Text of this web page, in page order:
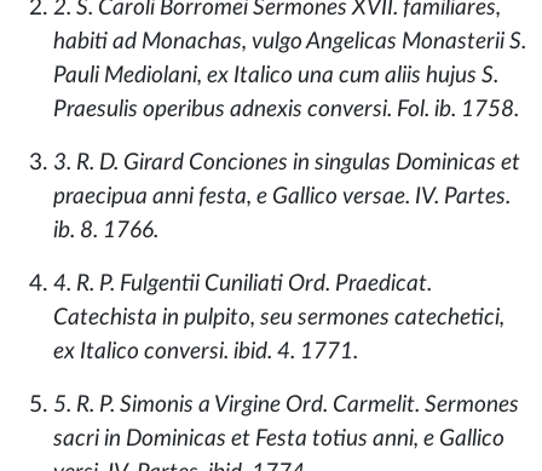
2. S. Caroli Borromei Sermones XVII. familiares,
habiti ad Monachas, vulgo Angelicas Monasterii S.
Pauli Mediolani, ex Italico una cum aliis hujus S.
Praesulis operibus adnexis conversi. Fol. ib. 1758.
3. R. D. Girard Conciones in singulas Dominicas et
praecipua anni festa, e Gallico versae. IV. Partes.
ib. 8. 1766.
4. R. P. Fulgentii Cuniliati Ord. Praedicat.
Catechista in pulpito, seu sermones catechetici,
ex Italico conversi. ibid. 4. 1771.
5. R. P. Simonis a Virgine Ord. Carmelit. Sermones
sacri in Dominicas et Festa totius anni, e Gallico